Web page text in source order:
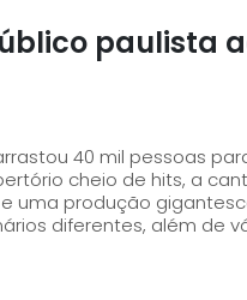
paulista
40 mil pessoas
cheio de hits, a
uma produção
diferentes, além de